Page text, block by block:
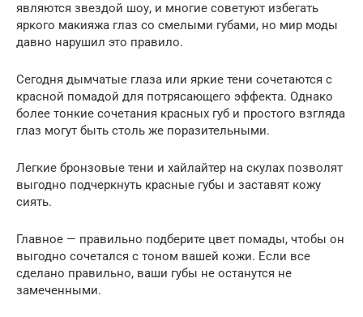
являются звездой шоу, и многие советуют избегать
яркого макияжа глаз со смелыми губами, но мир моды
давно нарушил это правило.
Сегодня дымчатые глаза или яркие тени сочетаются с
красной помадой для потрясающего эффекта. Однако
более тонкие сочетания красных губ и простого взгляда
глаз могут быть столь же поразительными.
Легкие бронзовые тени и хайлайтер на скулах позволят
выгодно подчеркнуть красные губы и заставят кожу
сиять.
Главное — правильно подберите цвет помады, чтобы он
выгодно сочетался с тоном вашей кожи. Если все
сделано правильно, ваши губы не останутся не
замеченными.